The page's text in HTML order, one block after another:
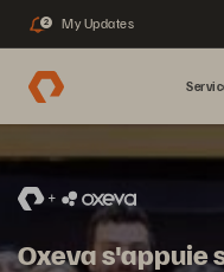
2 My Updates
Oxeva s'appuie